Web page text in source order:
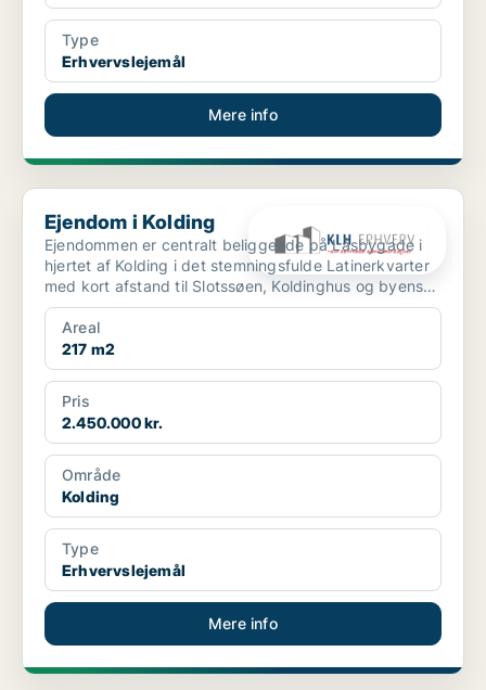
Type
Erhvervslejemål
Mere info
Ejendom i Kolding
Ejendom i Kolding
Ejendommen er centralt beliggende på Låsbygade i
hjertet af Kolding i det stemningsfulde Latinerkvarter
med kort afstand til Slotssøen, Koldinghus og byens
g...
Areal
217 m2
Pris
2.450.000 kr.
Område
Kolding
Type
Erhvervslejemål
Mere info